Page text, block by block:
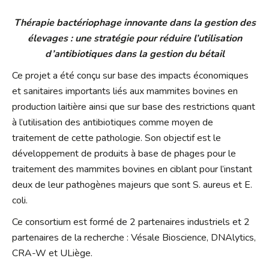
Thérapie bactériophage innovante dans la gestion des
élevages : une stratégie pour réduire l’utilisation
d’antibiotiques dans la gestion du bétail
Ce projet a été conçu sur base des impacts économiques
et sanitaires importants liés aux mammites bovines en
production laitière ainsi que sur base des restrictions quant
à l’utilisation des antibiotiques comme moyen de
traitement de cette pathologie. Son objectif est le
développement de produits à base de phages pour le
traitement des mammites bovines en ciblant pour l’instant
deux de leur pathogènes majeurs que sont S. aureus et E.
coli.
Ce consortium est formé de 2 partenaires industriels et 2
partenaires de la recherche : Vésale Bioscience, DNAlytics,
CRA-W et ULiège.